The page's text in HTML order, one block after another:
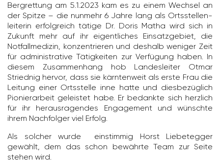
Berg­ret­tung am 5.1.2023 kam es zu einem Wechsel an
der Spitze – die nunmehr 6 Jahre lang als Orts­stel­len­
lei­terin erfolg­reich tätige Dr. Doris Matha wird sich in
Zukunft mehr auf ihr eigent­li­ches Einsatz­ge­biet, die
Notfall­me­dizin, konzen­trieren und deshalb weniger Zeit
für admi­nis­tra­tive Tätig­keiten zur Verfü­gung haben. In
diesem Zusam­men­hang hob Landes­leiter Otmar
Striednig hervor, dass sie kärn­ten­weit als erste Frau die
Leitung einer Orts­stelle inne hatte und dies­be­züg­lich
Pionier­ar­beit geleistet habe. Er bedankte sich herz­lich
für ihr heraus­ra­gendes Enga­ge­ment und wünschte
ihrem Nach­folger viel Erfolg.
Als solcher wurde einstimmig Horst Liebe­tegger
gewählt, dem das schon bewährte Team zur Seite
stehen wird.